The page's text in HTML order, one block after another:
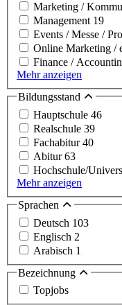
Marketing /
Management 19
Events / Messe /
Online Marketing /
Finance /
Mehr anzeigen
Bildungsstand
Hauptschule 46
Realschule 39
Fachabitur40
Abitur63
Hochschule/
Mehr anzeigen
Sprachen
Deutsch 103
Englisch 2
Arabisch 1
Bezeichnung
Topjobs